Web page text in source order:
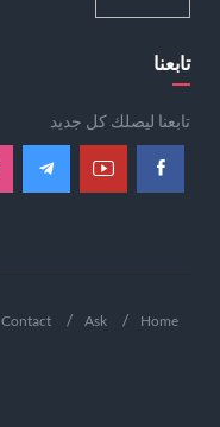
تابعنا
تابعنا ليصلك كل جديد
Home
Ask
Contact